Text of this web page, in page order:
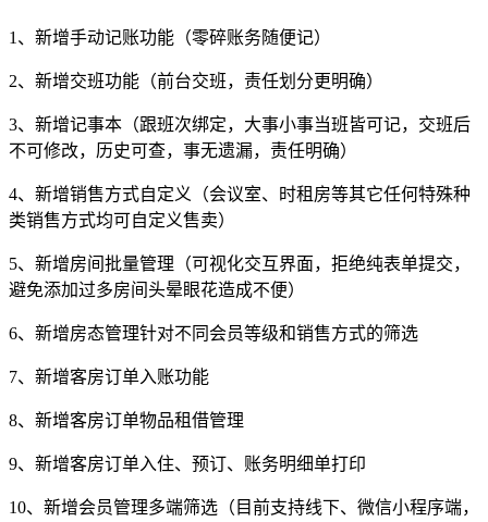
1、新增手动记账功能（零碎账务随便记）
2、新增交班功能（前台交班，责任划分更明确）
3、新增记事本（跟班次绑定，大事小事当班皆可记，交班后
不可修改，历史可查，事无遗漏，责任明确）
4、新增销售方式自定义（会议室、时租房等其它任何特殊种
类销售方式均可自定义售卖）
5、新增房间批量管理（可视化交互界面，拒绝纯表单提交，
避免添加过多房间头晕眼花造成不便）
6、新增房态管理针对不同会员等级和销售方式的筛选
7、新增客房订单入账功能
8、新增客房订单物品租借管理
9、新增客房订单入住、预订、账务明细单打印
10、新增会员管理多端筛选（目前支持线下、微信小程序端，